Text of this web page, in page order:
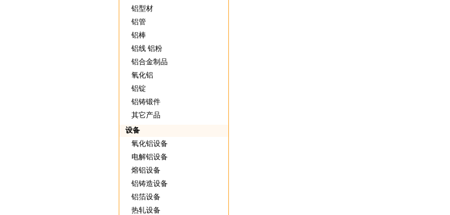
铝型材
铝管
铝棒
铝线 铝粉
铝合金制品
氧化铝
铝锭
铝铸锻件
其它产品
设备
氧化铝设备
电解铝设备
熔铝设备
铝铸造设备
铝箔设备
热轧设备